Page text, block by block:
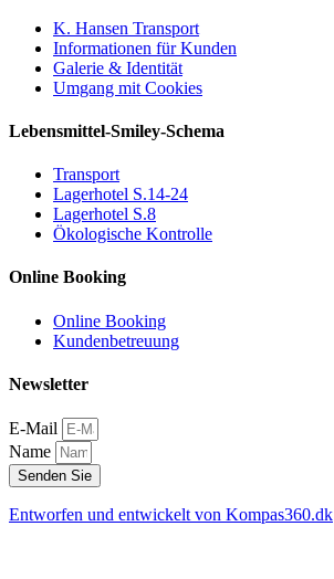
K. Hansen Transport
Informationen für Kunden
Galerie & Identität
Umgang mit Cookies
Lebensmittel-Smiley-Schema
Transport
Lagerhotel S.14-24
Lagerhotel S.8
Ökologische Kontrolle
Online Booking
Online Booking
Kundenbetreuung
Newsletter
E-Mail
Name
Senden Sie
Entworfen und entwickelt von Kompas360.dk